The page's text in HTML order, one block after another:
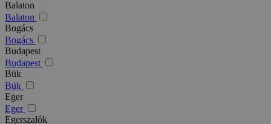
Balaton
Balaton
Bogács
Bogács
Budapest
Budapest
Bük
Bük
Eger
Eger
Egerszalók